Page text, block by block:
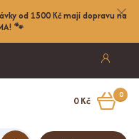
od 1500 Kč mají dopravu na
🐾
0
0 Kč